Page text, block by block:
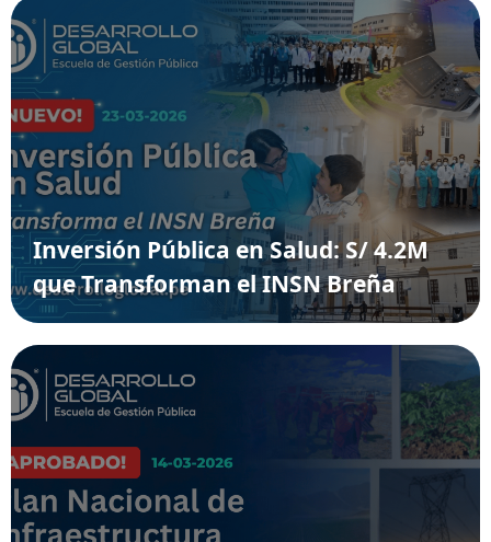
Inversión Pública en Salud: S/ 4.2M
que Transforman el INSN Breña